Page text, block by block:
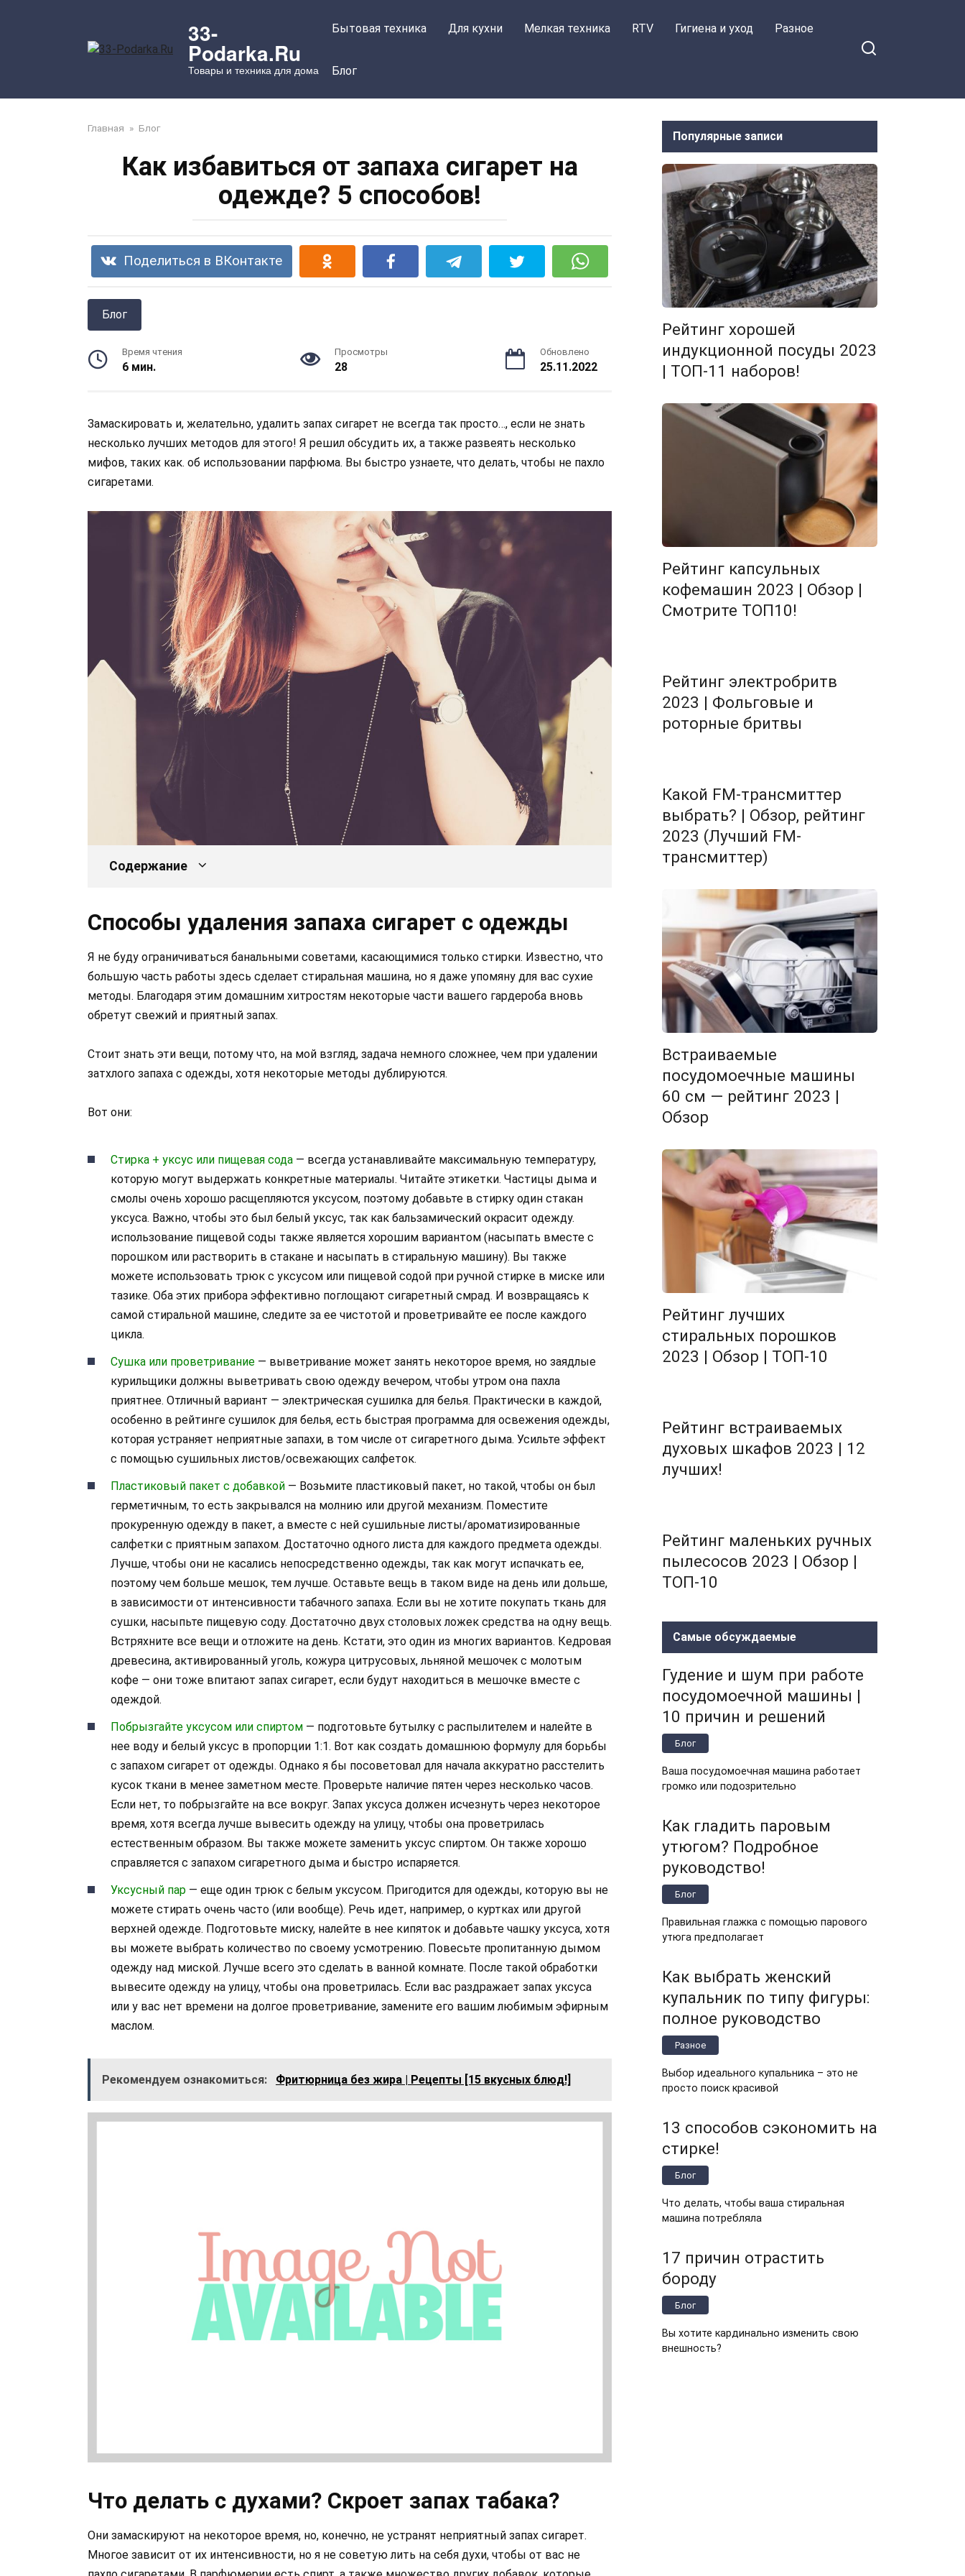
33-
Podarka.Ru
Товары и техника для дома
Бытовая техника Для кухни Мелкая техника RTV Гигиена и уход Разное
Блог
Главная » Блог
Как избавиться от запаха сигарет на
одежде? 5 способов!
Поделиться в ВКонтакте
Блог
Время чтения
6 мин.
Просмотры
28
Обновлено
25.11.2022
Замаскировать и, желательно, удалить запах сигарет не всегда так просто…, если не знать
несколько лучших методов для этого! Я решил обсудить их, а также развеять несколько
мифов, таких как. об использовании парфюма. Вы быстро узнаете, что делать, чтобы не пахло
сигаретами.
Содержание
Способы удаления запаха сигарет с одежды
Я не буду ограничиваться банальными советами, касающимися только стирки. Известно, что
большую часть работы здесь сделает стиральная машина, но я даже упомяну для вас сухие
методы. Благодаря этим домашним хитростям некоторые части вашего гардероба вновь
обретут свежий и приятный запах.
Стоит знать эти вещи, потому что, на мой взгляд, задача немного сложнее, чем при удалении
затхлого запаха с одежды, хотя некоторые методы дублируются.
Вот они:
Стирка + уксус или пищевая сода — всегда устанавливайте максимальную температуру,
которую могут выдержать конкретные материалы. Читайте этикетки. Частицы дыма и
смолы очень хорошо расщепляются уксусом, поэтому добавьте в стирку один стакан
уксуса. Важно, чтобы это был белый уксус, так как бальзамический окрасит одежду.
использование пищевой соды также является хорошим вариантом (насыпать вместе с
порошком или растворить в стакане и насыпать в стиральную машину). Вы также
можете использовать трюк с уксусом или пищевой содой при ручной стирке в миске или
тазике. Оба этих прибора эффективно поглощают сигаретный смрад. И возвращаясь к
самой стиральной машине, следите за ее чистотой и проветривайте ее после каждого
цикла.
Сушка или проветривание — выветривание может занять некоторое время, но заядлые
курильщики должны выветривать свою одежду вечером, чтобы утром она пахла
приятнее. Отличный вариант — электрическая сушилка для белья. Практически в каждой,
особенно в рейтинге сушилок для белья, есть быстрая программа для освежения одежды,
которая устраняет неприятные запахи, в том числе от сигаретного дыма. Усильте эффект
с помощью сушильных листов/освежающих салфеток.
Пластиковый пакет с добавкой — Возьмите пластиковый пакет, но такой, чтобы он был
герметичным, то есть закрывался на молнию или другой механизм. Поместите
прокуренную одежду в пакет, а вместе с ней сушильные листы/ароматизированные
салфетки с приятным запахом. Достаточно одного листа для каждого предмета одежды.
Лучше, чтобы они не касались непосредственно одежды, так как могут испачкать ее,
поэтому чем больше мешок, тем лучше. Оставьте вещь в таком виде на день или дольше,
в зависимости от интенсивности табачного запаха. Если вы не хотите покупать ткань для
сушки, насыпьте пищевую соду. Достаточно двух столовых ложек средства на одну вещь.
Встряхните все вещи и отложите на день. Кстати, это один из многих вариантов. Кедровая
древесина, активированный уголь, кожура цитрусовых, льняной мешочек с молотым
кофе — они тоже впитают запах сигарет, если будут находиться в мешочке вместе с
одеждой.
Побрызгайте уксусом или спиртом — подготовьте бутылку с распылителем и налейте в
нее воду и белый уксус в пропорции 1:1. Вот как создать домашнюю формулу для борьбы
с запахом сигарет от одежды. Однако я бы посоветовал для начала аккуратно расстелить
кусок ткани в менее заметном месте. Проверьте наличие пятен через несколько часов.
Если нет, то побрызгайте на все вокруг. Запах уксуса должен исчезнуть через некоторое
время, хотя всегда лучше вывесить одежду на улицу, чтобы она проветрилась
естественным образом. Вы также можете заменить уксус спиртом. Он также хорошо
справляется с запахом сигаретного дыма и быстро испаряется.
Уксусный пар — еще один трюк с белым уксусом. Пригодится для одежды, которую вы не
можете стирать очень часто (или вообще). Речь идет, например, о куртках или другой
верхней одежде. Подготовьте миску, налейте в нее кипяток и добавьте чашку уксуса, хотя
вы можете выбрать количество по своему усмотрению. Повесьте пропитанную дымом
одежду над миской. Лучше всего это сделать в ванной комнате. После такой обработки
вывесите одежду на улицу, чтобы она проветрилась. Если вас раздражает запах уксуса
или у вас нет времени на долгое проветривание, замените его вашим любимым эфирным
маслом.
Рекомендуем ознакомиться: Фритюрница без жира | Рецепты [15 вкусных блюд!]
Что делать с духами? Скроет запах табака?
Они замаскируют на некоторое время, но, конечно, не устранят неприятный запах сигарет.
Многое зависит от их интенсивности, но я не советую лить на себя духи, чтобы от вас не
Популярные записи
Рейтинг хорошей
индукционной посуды 2023
| ТОП-11 наборов!
Рейтинг капсульных
кофемашин 2023 | Обзор |
Смотрите ТОП10!
Рейтинг электробритв
2023 | Фольговые и
роторные бритвы
Какой FM-трансмиттер
выбрать? | Обзор, рейтинг
2023 (Лучший FM-
трансмиттер)
Встраиваемые
посудомоечные машины
60 см — рейтинг 2023 |
Обзор
Рейтинг лучших
стиральных порошков
2023 | Обзор | ТОП-10
Рейтинг встраиваемых
духовых шкафов 2023 | 12
лучших!
Рейтинг маленьких ручных
пылесосов 2023 | Обзор |
ТОП-10
Самые обсуждаемые
Гудение и шум при работе
посудомоечной машины |
10 причин и решений
Блог
Ваша посудомоечная машина работает
громко или подозрительно
Как гладить паровым
утюгом? Подробное
руководство!
Блог
Правильная глажка с помощью парового
утюга предполагает
Как выбрать женский
купальник по типу фигуры:
полное руководство
Разное
Выбор идеального купальника – это не
просто поиск красивой
13 способов сэкономить на
стирке!
Блог
Что делать, чтобы ваша стиральная
машина потребляла
17 причин отрастить
бороду
Блог
Вы хотите кардинально изменить свою
внешность?